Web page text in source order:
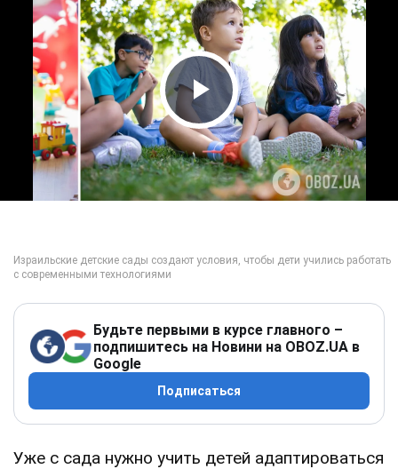
Play Video
Будьте первыми в курсе главного –
подпишитесь на Новини на OBOZ.UA в
Google
Подписаться
Уже с сада нужно учить детей адаптироваться